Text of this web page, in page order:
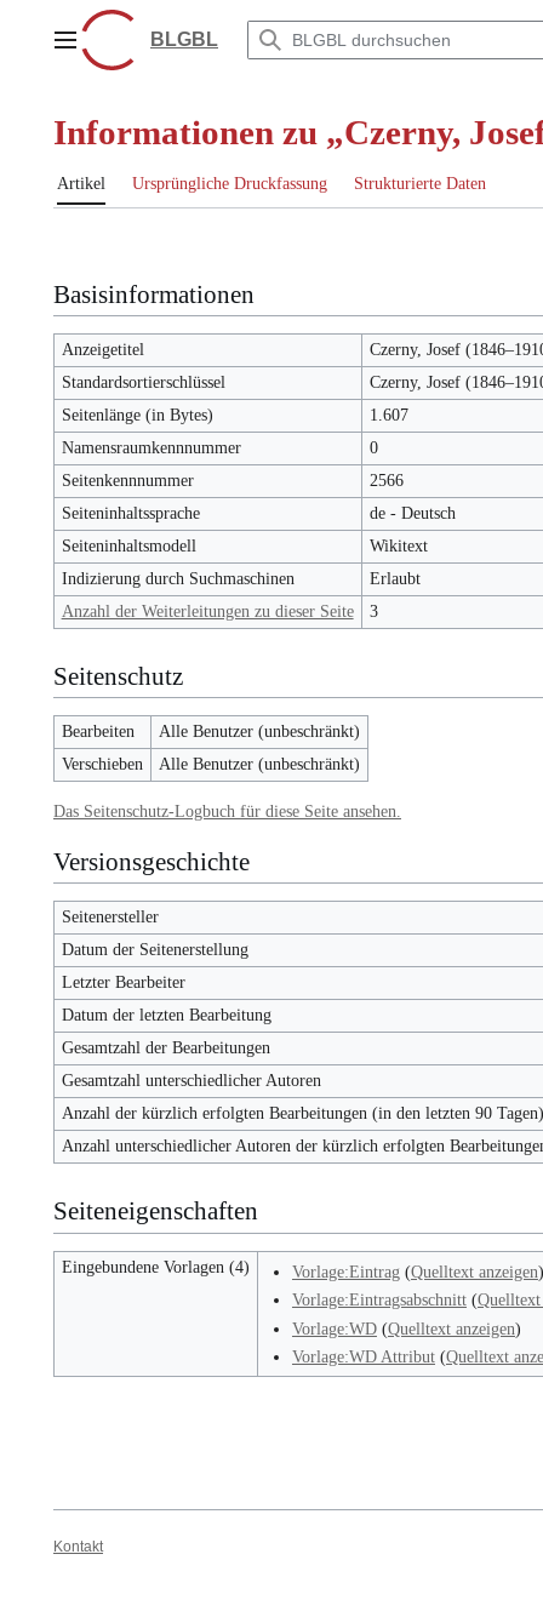
springenHauptmenüBLGBL
Informationen zu „Czerny,
Artikel Ursprüngliche Druckfassung Strukturierte Daten
Basisinformationen
Anzeigetitel
Czerny, Josef
Standardsortierschlüssel
Czerny, Josef
Seitenlänge (in Bytes)
1.607
Namensraumkennnummer
0
Seitenkennnummer
2566
Seiteninhaltssprache
de - Deutsch
Seiteninhaltsmodell
Wikitext
Indizierung durch Suchmaschinen
Erlaubt
Anzahl der Weiterleitungen zu dieser Seite
3
Seitenschutz
Bearbeiten
Alle Benutzer (unbeschränkt)
Verschieben
Alle Benutzer (unbeschränkt)
Das Seitenschutz-Logbuch für diese Seite ansehen.
Versionsgeschichte
Seitenersteller
Datum der Seitenerstellung
Letzter Bearbeiter
Datum der letzten Bearbeitung
Gesamtzahl der Bearbeitungen
Gesamtzahl unterschiedlicher Autoren
Anzahl der kürzlich erfolgten Bearbeitungen (in den letzten 90 Tagen)
Anzahl unterschiedlicher Autoren der kürzlich erfolgten
Seiteneigenschaften
Eingebundene Vorlagen (4) Vorlage:Eintrag(Quelltext anzeigen)
Vorlage:Eintragsabschnitt(Quelltext
Vorlage:WD(Quelltext anzeigen)
Vorlage:WD Attribut(Quelltext
Kontakt